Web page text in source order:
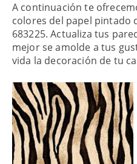
A continuación te
colores del papel pintado
683225. Actualiza tus
mejor se amolde a tus
vida la decoración de tu